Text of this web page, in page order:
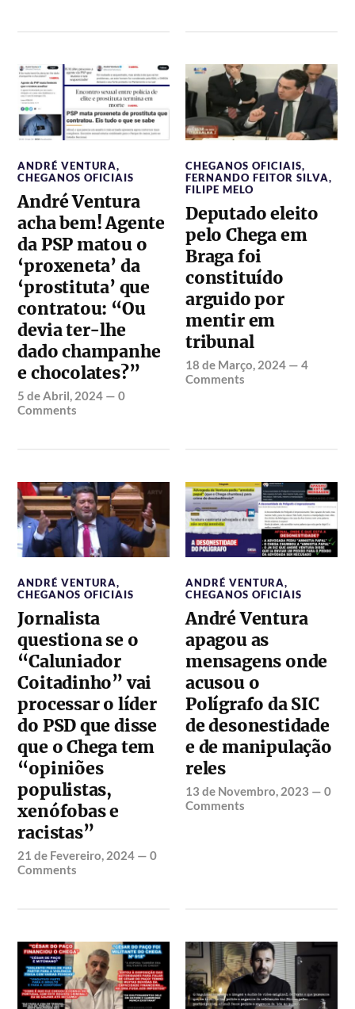
ANDRÉ VENTURA,
CHEGANOS OFICIAIS
André Ventura
acha bem! Agente
da PSP matou o
‘proxeneta’ da
‘prostituta’ que
contratou: “Ou
devia ter-lhe
dado champanhe
e chocolates?”
5 de Abril, 2024 —0
Comments
CHEGANOS OFICIAIS,
FERNANDO FEITOR SILVA,
FILIPE MELO
Deputado eleito
pelo Chega em
Braga foi
constituído
arguido por
mentir em
tribunal
18 de Março, 2024 —4
Comments
ANDRÉ VENTURA,
CHEGANOS OFICIAIS
Jornalista
questiona se o
“Caluniador
Coitadinho” vai
processar o líder
do PSD que disse
que o Chega tem
“opiniões
populistas,
xenófobas e
racistas”
21 de Fevereiro, 2024 —0
Comments
ANDRÉ VENTURA,
CHEGANOS OFICIAIS
André Ventura
apagou as
mensagens onde
acusou o
Polígrafo da SIC
de desonestidade
e de manipulação
reles
13 de Novembro, 2023 —0
Comments